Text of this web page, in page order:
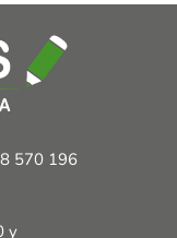
570 196
y